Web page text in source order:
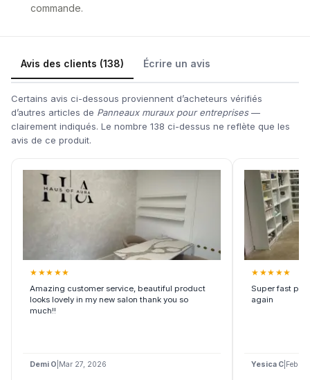
commande.
Avis des clients (138) Écrire un avis
Certains avis ci-dessous proviennent d’acheteurs vérifiés
d’autres articles de Panneaux muraux pour entreprises—
clairement indiqués. Le nombre 138 ci-dessus ne reflète que les
avis de ce produit.
★ ★★ ★★
Amazing customer service, beautiful product
looks lovely in my new salon thank you so
much!!
Demi O Mar 27, 2026
★ ★★ ★★
Super fast
again
Yesica C Feb